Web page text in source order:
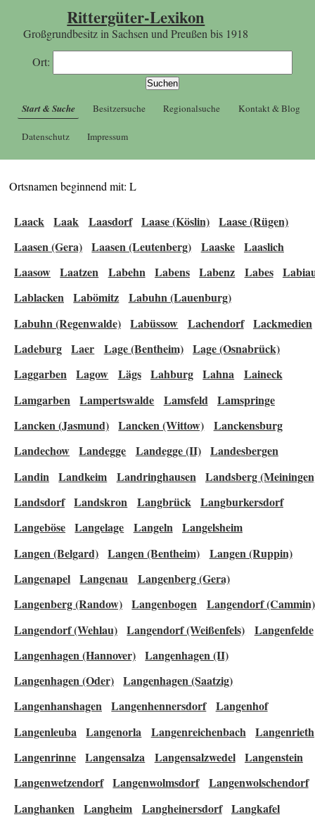
Rittergüter-Lexikon
Großgrundbesitz in Sachsen und Preußen bis 1918
Ort:
Start & Suche Besitzersuche Regionalsuche Kontakt & Blog
Datenschutz Impressum
Ortsnamen beginnend mit: L
Laack Laak Laasdorf Laase (Köslin) Laase (Rügen)
Laasen (Gera) Laasen (Leutenberg) Laaske Laaslich
Laasow Laatzen Labehn Labens Labenz Labes
Lablacken Labömitz
Labuhn (Lauenburg)
Labuhn (Regenwalde) Labüssow Lachendorf Lackmedien
Ladeburg Laer Lage (Bentheim) Lage (Osnabrück)
Laggarben Lagow Lägs Lahburg Lahna
Laineck
Lamgarben Lampertswalde Lamsfeld Lamspringe
Lancken (Jasmund) Lancken (Wittow)
Lanckensburg
Landechow Landegge Landegge (II) Landesbergen
Landin Landkeim Landringhausen Landsberg
Landsdorf Landskron Langbrück Langburkersdorf
Langeböse Langelage Langeln Langelsheim
Langen (Belgard) Langen (Bentheim)
Langen (Ruppin)
Langenapel Langenau
Langenberg (Gera)
Langenberg (Randow) Langenbogen
Langendorf (Cammin)
Langendorf (Wehlau) Langendorf (Weißenfels)
Langenfelde
Langenhagen (Hannover) Langenhagen (II)
Langenhagen (Oder) Langenhagen (Saatzig)
Langenhanshagen Langenhennersdorf Langenhof
Langenleuba Langenorla Langenreichenbach Langenrieth
Langenrinne Langensalza Langensalzwedel Langenstein
Langenwetzendorf Langenwolmsdorf Langenwolschendorf
Langhanken Langheim Langheinersdorf Langkafel